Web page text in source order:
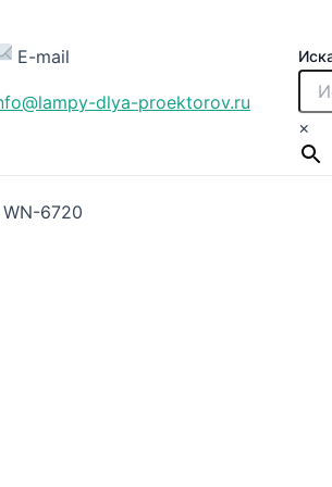
E-mail
dlya-proektorov.ru
×
6720